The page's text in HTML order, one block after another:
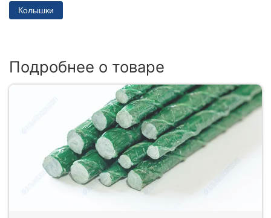
Колышки
Подробнее о товаре